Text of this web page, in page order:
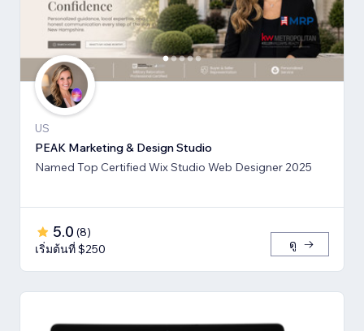
US
PEAK Marketing & Design Studio
Named Top Certified Wix Studio Web Designer 2025
5.0 (8)
เริ่มต้นที่ $250
ดู